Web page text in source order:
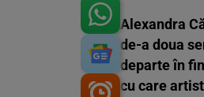
Alexandra
de-a doua
departe în
cu care